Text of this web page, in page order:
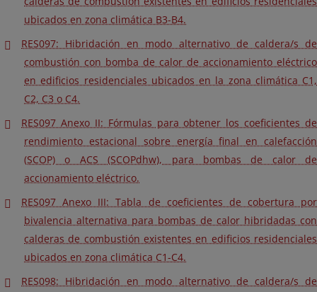
ubicados en zona climática B3-B4.
RES097: Hibridación en modo alternativo de caldera/s de
combustión con bomba de calor de accionamiento eléctrico
en edificios residenciales ubicados en la zona climática C1,
C2, C3 o C4.
RES097 Anexo II: Fórmulas para obtener los coeficientes de
rendimiento estacional sobre energía final en calefacción
(SCOP) o ACS (SCOPdhw), para bombas de calor de
accionamiento eléctrico.
RES097 Anexo III: Tabla de coeficientes de cobertura por
bivalencia alternativa para bombas de calor hibridadas con
calderas de combustión existentes en edificios residenciales
ubicados en zona climática C1-C4.
RES098: Hibridación en modo alternativo de caldera/s de